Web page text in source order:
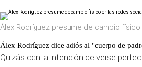
Álex Rodríguez presume de cambio
Álex Rodríguez dice adiós al "cuerpo de
Quizás con la intención de verse